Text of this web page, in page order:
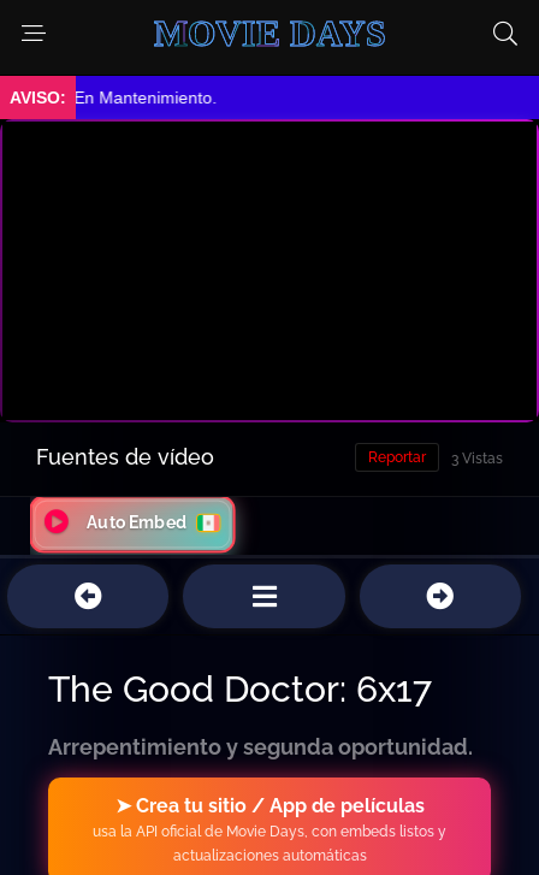
MOVIE DAYS
➤ En Mantenimiento.
Fuentes de vídeo 3 Vistas
Reportar
Auto Embed
The Good Doctor: 6x17
Arrepentimiento y segunda oportunidad.
➤ Crea tu sitio / App de películas
usa la API oficial de Movie Days, con embeds listos y
actualizaciones automáticas